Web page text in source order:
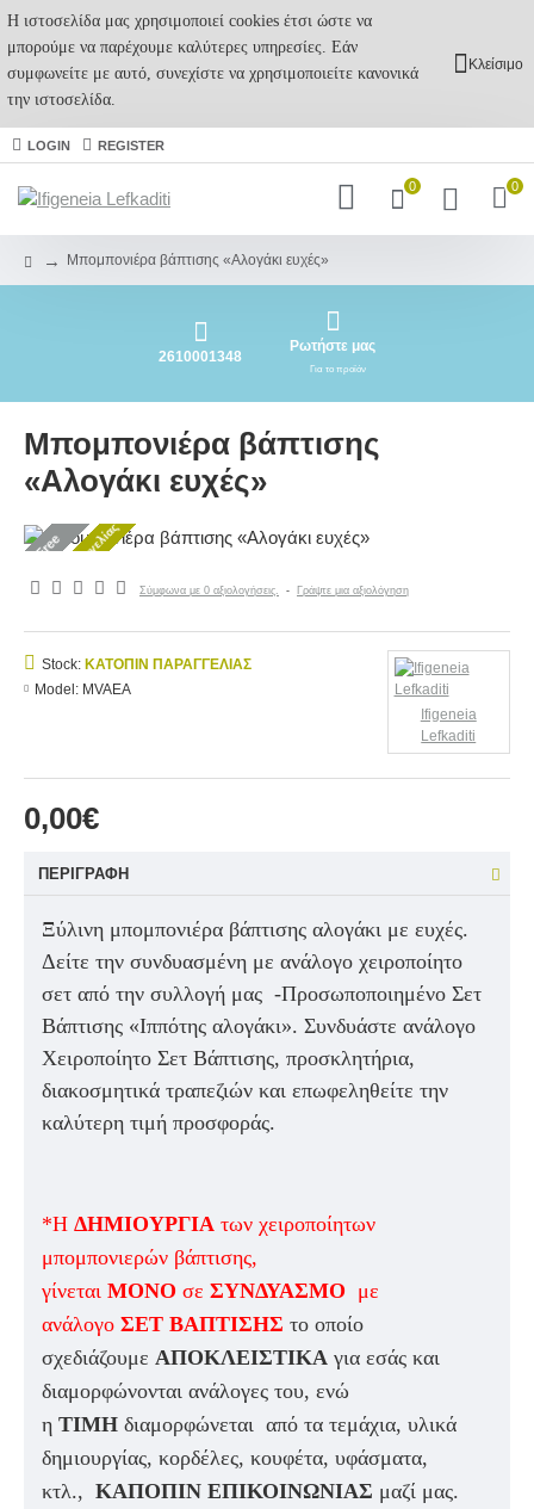
Η ιστοσελίδα μας χρησιμοποιεί cookies έτσι ώστε να
μπορούμε να παρέχουμε καλύτερες υπηρεσίες. Εάν
συμφωνείτε με αυτό, συνεχίστε να χρησιμοποιείτε κανονικά
την ιστοσελίδα.
Κλείσιμο
LOGIN REGISTER
0 0
Μπομπονιέρα βάπτισης «Αλογάκι ευχές»
2610001348
Ρωτήστε μας
Για το προϊόν
Μπομπονιέρα βάπτισης
«Αλογάκι ευχές»
Free
Κατόπιν παραγγελίας Σύμφωνα με 0 αξιολογήσεις. - Γράψτε μια αξιολόγηση
0,00€
Stock: ΚΑΤΌΠΙΝ ΠΑΡΑΓΓΕΛΊΑΣ
Model: MVAEA
Ifigeneia
Lefkaditi
ΠΕΡΙΓΡΑΦΉ
Ξύλινη μπομπονιέρα βάπτισης αλογάκι με ευχές.
Δείτε την συνδυασμένη με ανάλογο χειροποίητο
σετ από την συλλογή μας -Προσωποποιημένο Σετ
Βάπτισης «Ιππότης αλογάκι». Συνδυάστε ανάλογο
Χειροποίητο Σετ Βάπτισης, προσκλητήρια,
διακοσμητικά τραπεζιών και επωφεληθείτε την
καλύτερη τιμή προσφοράς.
*Η ΔΗΜΙΟΥΡΓΙΑ των χειροποίητων
μπομπονιερών βάπτισης,
γίνεται ΜΟΝΟ σε ΣΥΝΔΥΑΣΜΟ με
ανάλογο ΣΕΤ ΒΑΠΤΙΣΗΣ το οποίο
σχεδιάζουμε ΑΠΟΚΛΕΙΣΤΙΚΑ για εσάς και
διαμορφώνονται ανάλογες του, ενώ
η ΤΙΜΗ διαμορφώνεται από τα τεμάχια, υλικά
δημιουργίας, κορδέλες, κουφέτα, υφάσματα,
κτλ., ΚΑΠΟΠΙΝ ΕΠΙΚΟΙΝΩΝΙΑΣ μαζί μας.